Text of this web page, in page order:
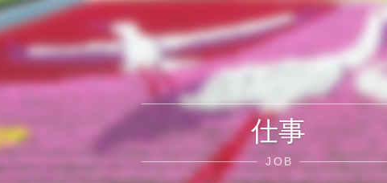
仕事
JOB